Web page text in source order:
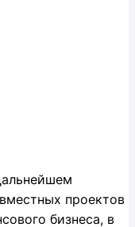
проектов
бизнеса, в